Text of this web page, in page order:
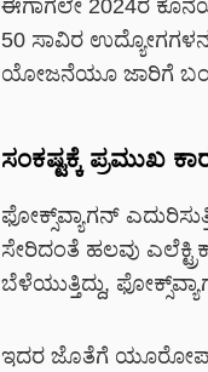
ಈಗಾಗಲೇ 2024ರ
50 ಸಾವಿರ
ಯೋಜನೆಯೂ ಜಾರಿಗೆ
ಸಂಕಷ್ಟಕ್ಕೆ ಪ್ರಮುಖ
ಫೋಕ್ಸ್‌ವ್ಯಾಗನ್
ಸೇರಿದಂತೆ ಹಲವು
ಬೆಳೆಯುತ್ತಿದ್ದು,
ಇದರ ಜೊತೆಗೆ